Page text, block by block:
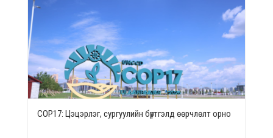
СОР17: Цэцэрлэг, сургуулийн бүртгэлд өөрчлөлт орно